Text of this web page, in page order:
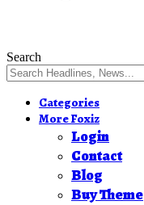
Search
Categories
More Foxiz
Login
Contact
Blog
Buy Theme